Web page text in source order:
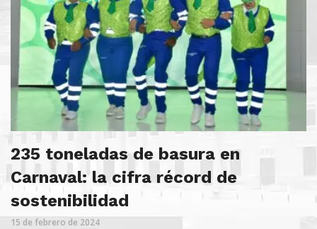
235 toneladas de basura en
Carnaval: la cifra récord de
sostenibilidad
15 de febrero de 2024